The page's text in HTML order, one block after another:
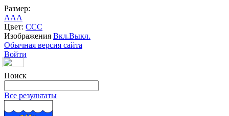
Размер:
AAA
Цвет: CCC
Изображения Вкл.Выкл.
Обычная версия сайта
Войти
Поиск
Все результаты